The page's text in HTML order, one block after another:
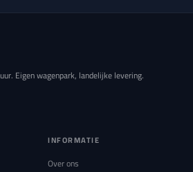
Eigen wagenpark, landelijke levering.
INFORMATIE
Over ons